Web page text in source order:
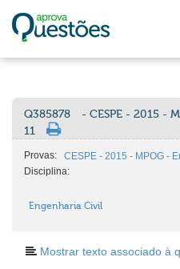
Q385878
- CESPE - 2015 -
11
Provas:
CESPE - 2015 - MPOG -
Disciplina:
Engenharia Civil
Mostrar texto associado à